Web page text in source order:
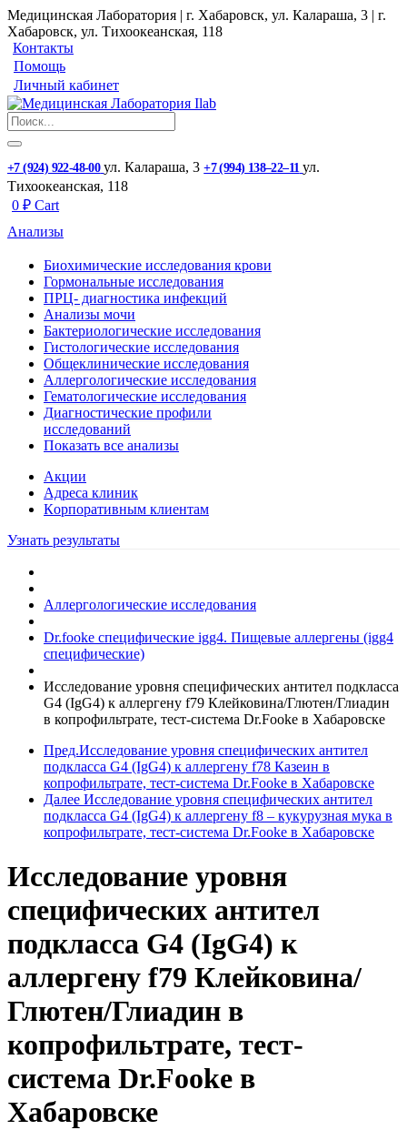
Медицинская Лаборатория | г. Хабаровск, ул. Калараша, 3 | г.
Хабаровск, ул. ​Тихоокеанская, 118
Контакты
Помощь
Личный кабинет
+7 (924) 922-48-00 ул. ​Калараша, 3 +7 (994) 138‒22‒11 ул. ​
Тихоокеанская, 118
0 ₽ Cart
Анализы
Биохимические исследования крови
Гормональные исследования
ПРЦ- диагностика инфекций
Анализы мочи
Бактериологические исследования
Гистологические исследования
Общеклинические исследования
Аллергологические исследования
Гематологические исследования
Диагностические профили
исследований
Показать все анализы
Акции
Адреса клиник
Кoрпоративным клиентам
Узнать результаты
Аллергологические исследования
Dr.fooke специфические igg4. Пищевые аллергены (igg4
специфические)
Исследование уровня специфических антител подкласса
G4 (IgG4) к аллергену f79 Клейковина/Глютен/Глиадин
в копрофильтрате, тест-система Dr.Fooke в Хабаровске
Пред.Исследование уровня специфических антител
подкласса G4 (IgG4) к аллергену f78 Казеин в
копрофильтрате, тест-система Dr.Fooke в Хабаровске
Далее Исследование уровня специфических антител
подкласса G4 (IgG4) к аллергену f8 – кукурузная мука в
копрофильтрате, тест-система Dr.Fooke в Хабаровске
Исследование уровня
специфических антител
подкласса G4 (IgG4) к
аллергену f79 Клейковина/
Глютен/Глиадин в
копрофильтрате, тест-
система Dr.Fooke в
Хабаровске